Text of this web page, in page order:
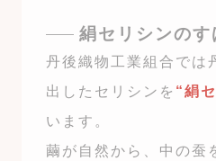
絹セリシンの
丹後織物工業組合では
出したセリシンを “絹
います。
繭が自然から、中の蚕